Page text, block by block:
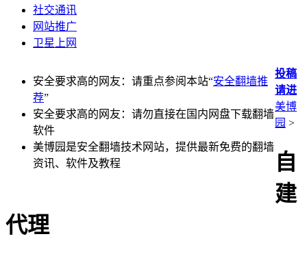
社交通讯
网站推广
卫星上网
安全要求高的网友：请重点参阅本站“安全翻墙推
荐”
安全要求高的网友：请勿直接在国内网盘下载翻墙
软件
美博园是安全翻墙技术网站，提供最新免费的翻墙
资讯、软件及教程
投稿
请进
美博
园 >
自
建
代理